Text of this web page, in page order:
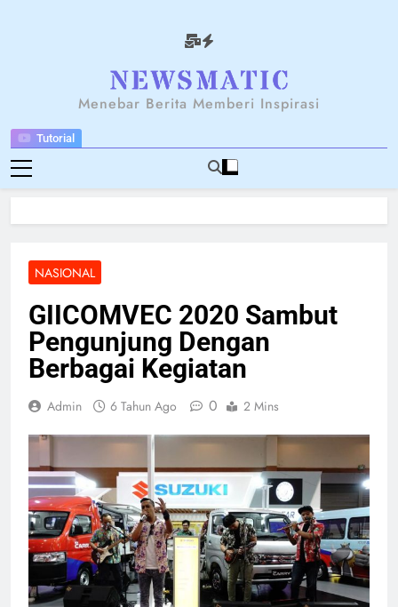
Tutorial
NEWSANTARA
Menebar Berita Memberi Inspirasi
NASIONAL
GIICOMVEC 2020 Sambut
Pengunjung Dengan
Berbagai Kegiatan
Admin 6 Tahun Ago 0 2 Mins